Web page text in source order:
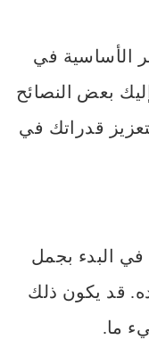
الأساسية في
بعض النصائح
قدراتك في
في البدء بجمل
قد يكون ذلك
ما.